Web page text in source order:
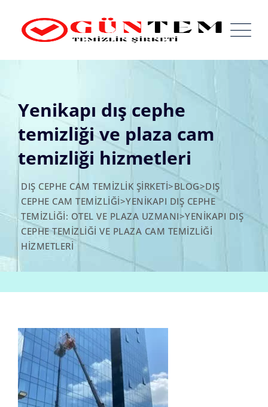
content
Yenikapı dış cephe
temizliği ve plaza cam
temizliği hizmetleri
DIŞ CEPHE CAM TEMIZLIK ŞIRKETI>BLOG>DIŞ
CEPHE CAM TEMIZLIĞI>YENIKAPI DIŞ CEPHE
TEMIZLIĞI: OTEL VE PLAZA UZMANI>YENIKAPI DIŞ
CEPHE TEMIZLIĞI VE PLAZA CAM TEMIZLIĞI
HIZMETLERI